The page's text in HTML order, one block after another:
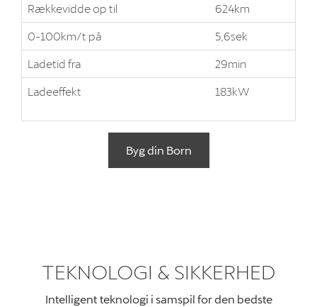
Rækkevidde op til 624km
0-100km/t på 5,6sek
Ladetid fra 29min
Ladeeffekt 183kW
Byg din Born
TEKNOLOGI & SIKKERHED
Intelligent teknologi i samspil for den bedste